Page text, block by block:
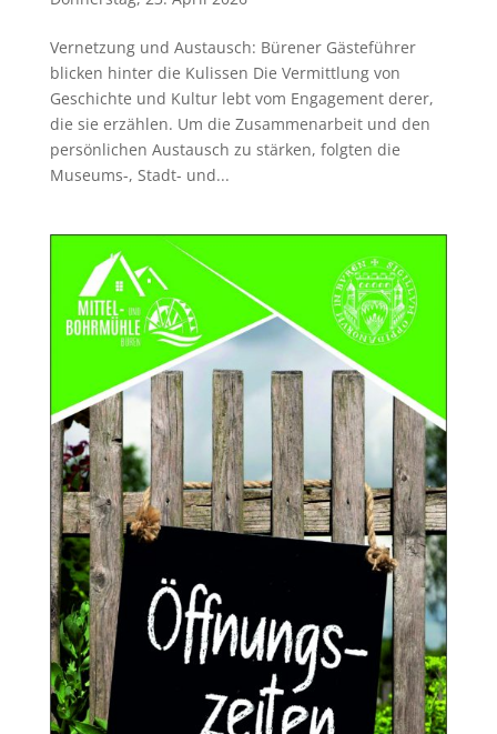
Vernetzung und Austausch: Bürener Gästeführer
blicken hinter die Kulissen Die Vermittlung von
Geschichte und Kultur lebt vom Engagement derer,
die sie erzählen. Um die Zusammenarbeit und den
persönlichen Austausch zu stärken, folgten die
Museums-, Stadt- und...